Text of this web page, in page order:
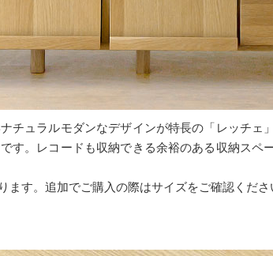
チュラルモダンなデザインが特長の「レッチェ
す。レコードも収納できる余裕のある収納スペ
す。追加でご購入の際はサイズをご確認くださ